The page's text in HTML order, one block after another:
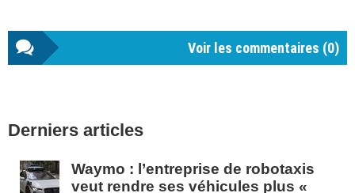
Voir les commentaires (0)
latérale
Derniers articles
Waymo : l’entreprise de robotaxis
veut rendre ses véhicules plus «